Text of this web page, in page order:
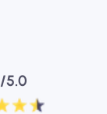
/5.0